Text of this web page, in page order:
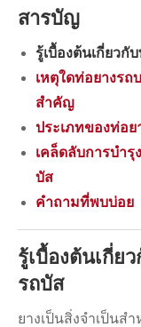
สารบัญ
รู้เบื้องต้นเกี่ยว
เหตุใดท่อยางร
สำคัญ
ประเภทของท่อ
เคล็ดลับการบำ
บัส
คำถามที่พบบ่อย
รู้เบื้องต้นเกี่ย
รถบัส
ยางเป็นสิ่งจำเป็นส